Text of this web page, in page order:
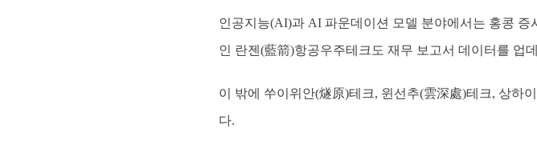
인공지능(AI)과 AI 파운데이션 모델 분야에서는 홍콩
인 란젠(藍箭)항공우주테크도 재무 보고서 데이터를 업
이 밖에 쑤이위안(燧原)테크, 윈선추(雲深處)테크, 상하
다.